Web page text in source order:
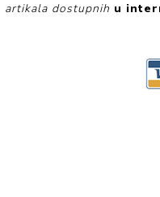
artikala dostupnih u